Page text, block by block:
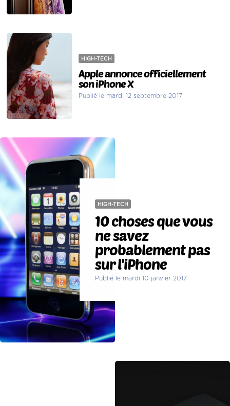
HIGH-TECH
Apple annonce officiellement
son iPhone X
Publié le mardi 12 septembre 2017
HIGH-TECH
10 choses que vous
ne savez
probablement pas
sur l'iPhone
Publié le mardi 10 janvier 2017